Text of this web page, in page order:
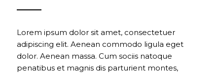
Lorem ipsum dolor sit amet, consectetuer
adipiscing elit. Aenean commodo ligula eget
dolor. Aenean massa. Cum sociis natoque
penatibus et magnis dis parturient montes,